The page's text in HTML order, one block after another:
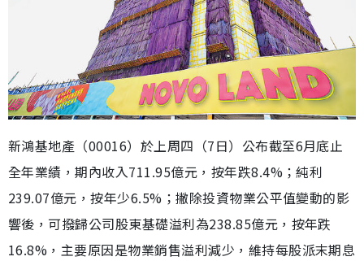
新鴻基地產（00016）於上周四（7日）公布截至6月底止
全年業績，期內收入711.95億元，按年跌8.4%；純利
239.07億元，按年少6.5%；撇除投資物業公平值變動的影
響後，可撥歸公司股東基礎溢利為238.85億元，按年跌
16.8%，主要原因是物業銷售溢利減少，維持每股派末期息